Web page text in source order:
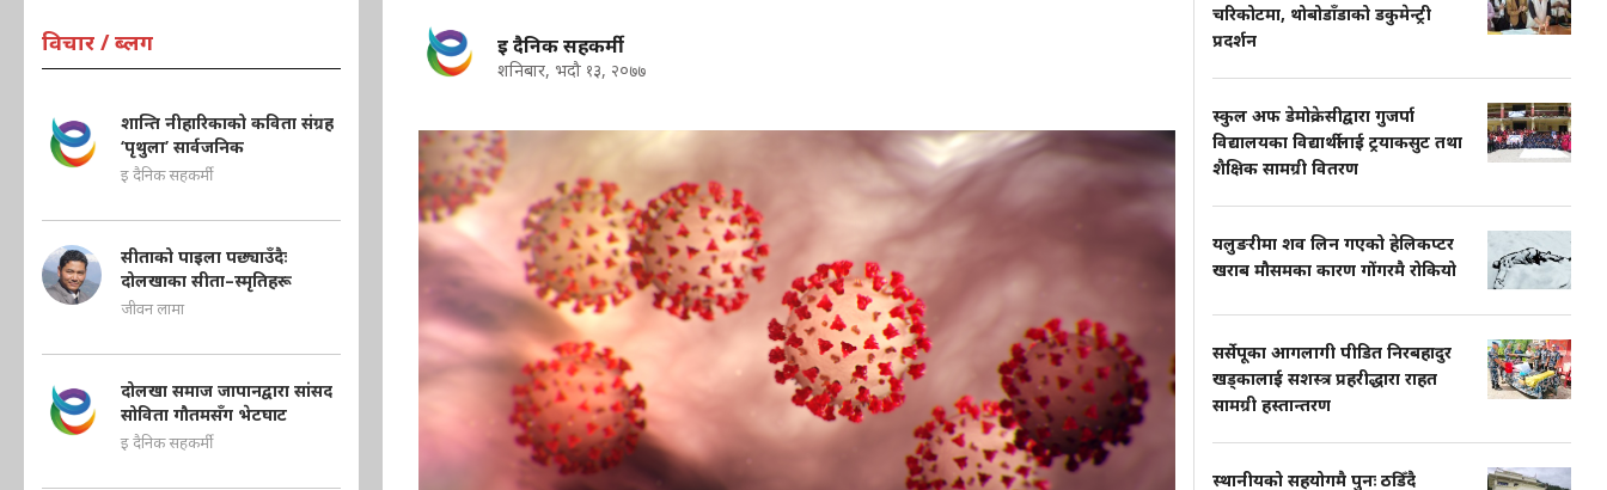
विचार / ब्लग
शान्ति नीहारिकाको कविता संग्रह
‘पृथुला’ सार्वजनिक
इ दैनिक सहकर्मी
सीताको पाइला पछ्याउँदैः
दोलखाका सीता–स्मृतिहरू
जीवन लामा
दोलखा समाज जापानद्वारा सांसद
सोविता गौतमसँग भेटघाट
इ दैनिक सहकर्मी
इ दैनिक सहकर्मी
शनिबार, भदौ १३, २०७७
चरिकोटमा, थोबोडाँडाको डकुमेन्ट्री
प्रदर्शन
स्कुल अफ डेमोक्रेसीद्वारा गुजर्पा
विद्यालयका विद्यार्थीलाई ट्रयाकसुट तथा
शैक्षिक सामग्री वितरण
यलुङरीमा शव लिन गएको हेलिकप्टर
खराब मौसमका कारण गोंगरमै रोकियो
सर्सेपूका आगलागी पीडित निरबहादुर
खड्कालाई सशस्त्र प्रहरीद्धारा राहत
सामग्री हस्तान्तरण
स्थानीयको सहयोगमै पुनः ठडिँदै